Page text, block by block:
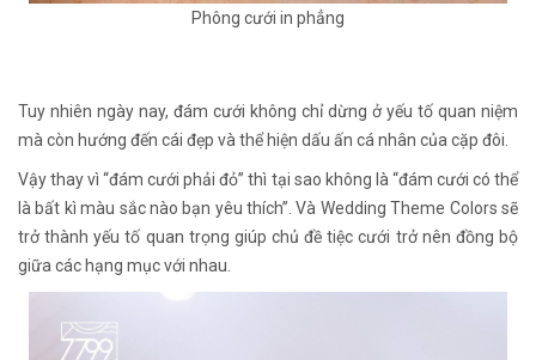
Phông cưới in phẳng
Tuy nhiên ngày nay, đám cưới không chỉ dừng ở yếu tố quan niệm
mà còn hướng đến cái đẹp và thể hiện dấu ấn cá nhân của cặp đôi.
Vậy thay vì “đám cưới phải đỏ” thì tại sao không là “đám cưới có thể
là bất kì màu sắc nào bạn yêu thích”. Và Wedding Theme Colors sẽ
trở thành yếu tố quan trọng giúp chủ đề tiệc cưới trở nên đồng bộ
giữa các hạng mục với nhau.